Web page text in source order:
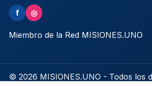
f ◎
Miembro de la Red MISIONES.UNO
© 2026 MISIONES.UNO - Todos los